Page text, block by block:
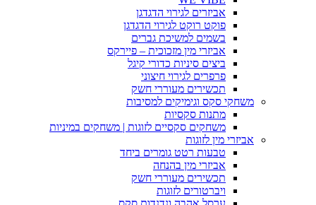
אביזרים לגירוי הדגדגן
פוקט רוקט לגירוי הדגדגן
בשמים למשיכת גברים
אביזרי מין מזכוכית – פיירקס
ביצים סיניות כדורי קיגל
פרפרים לגירוי חיצוני
תכשירים מעוררי חשק
משחקי סקס וגימיקים למסיבות
מתנות סקסיות
משחקים סקסיים לזוגות | משחקים במיניות
אביזרי מין לזוגות
טבעות רטט גומרים ביחד
אביזרי מין בהנחה
תכשירים מעוררי חשק
ויברטורים לזוגות